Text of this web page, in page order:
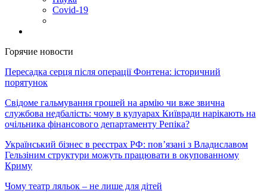
Covid-19
Горячие новости
Пересадка серця після операції Фонтена: історичний
порятунок
Свідоме гальмування грошей на армію чи вже звична
службова недбалість: чому в кулуарах Київради нарікають на
очільника фінансового департаменту Репіка?
Український бізнес в реєстрах РФ: пов’язані з Владиславом
Гельзіним структури можуть працювати в окупованному
Криму
Чому театр ляльок – не лише для дітей